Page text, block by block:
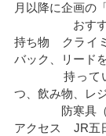
月以降に企画の
おすすめ
持ち物 クライ
バック、リード
持っている
つ、飲み物、レ
防寒具（樹
アクセス JR五